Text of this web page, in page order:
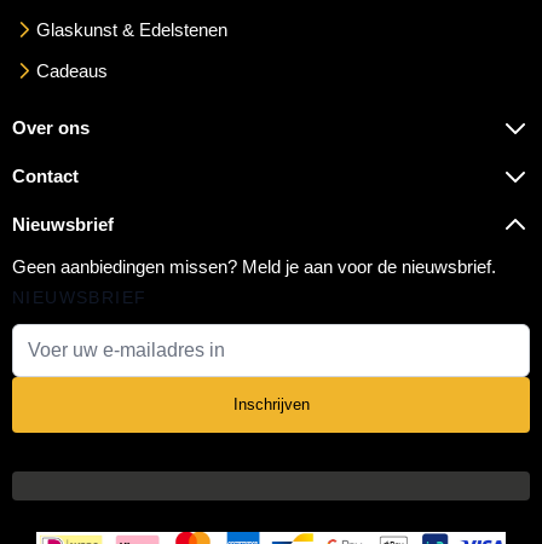
Glaskunst & Edelstenen
Cadeaus
Over ons
Contact
Nieuwsbrief
Geen aanbiedingen missen? Meld je aan voor de nieuwsbrief.
NIEUWSBRIEF
Inschrijven